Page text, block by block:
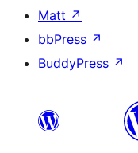
Matt ↗
bbPress ↗
BuddyPress ↗